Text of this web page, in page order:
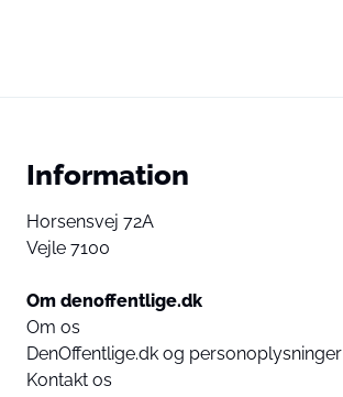
Information
Horsensvej 72A
Vejle 7100
Om denoffentlige.dk
Om os
DenOffentlige.dk og personoplysninger
Kontakt os